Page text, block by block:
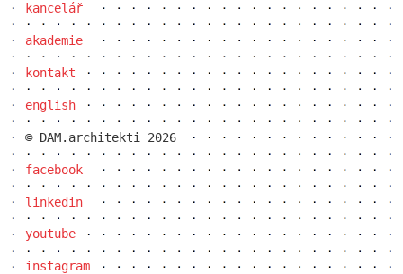
kancelář
akademie
kontakt
english
© DAM.architekti 2026
facebook
linkedin
youtube
instagram